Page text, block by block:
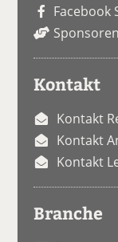
Facebook
Sponsoren
Kontakt
Kontakt
Kontakt
Kontakt
Branche